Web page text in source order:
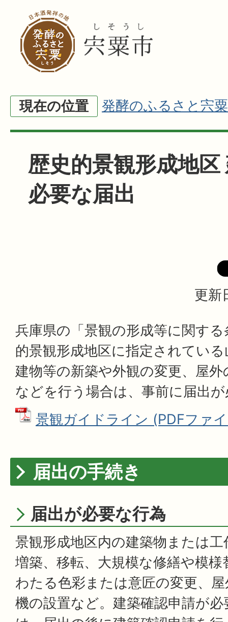
現在の位置 発酵のふるさと宍粟
歴史的景観形成地区
必要な届出
更新
兵庫県の「景観の形成等に関す
的景観形成地区に指定されてい
建物等の新築や外観の変更、屋
などを行う場合は、事前に届出
景観ガイドライン (PDFファ
届出の手続き
届出が必要な行為
景観形成地区内の建築物または
増築、移転、大規模な修繕や模
わたる色彩または意匠の変更、
機の設置など。建築確認申請が